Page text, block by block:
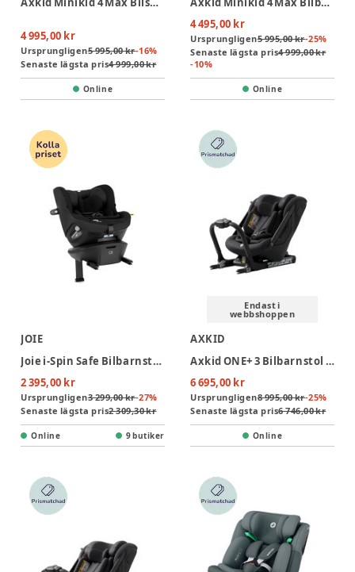
4 995,00 kr
Ursprungligen5 995,00 kr-16%
Senaste lägsta pris4 999,00 kr
Online
4 495,00 kr
Ursprungligen5 995,00 kr-25%
Senaste lägsta pris4 999,00 kr
-10%
Online
JOIE
Joie i-Spin Safe Bilbarnstol - Shale
2 395,00 kr
Ursprungligen3 299,00 kr-27%
Senaste lägsta pris2 309,30 kr
Online 9 butiker
Endast i
webbshoppen
AXKID
Axkid ONE+ 3 Bilbarnstol - Coastal Storm Black
6 695,00 kr
Ursprungligen8 995,00 kr-25%
Senaste lägsta pris6 746,00 kr
Online